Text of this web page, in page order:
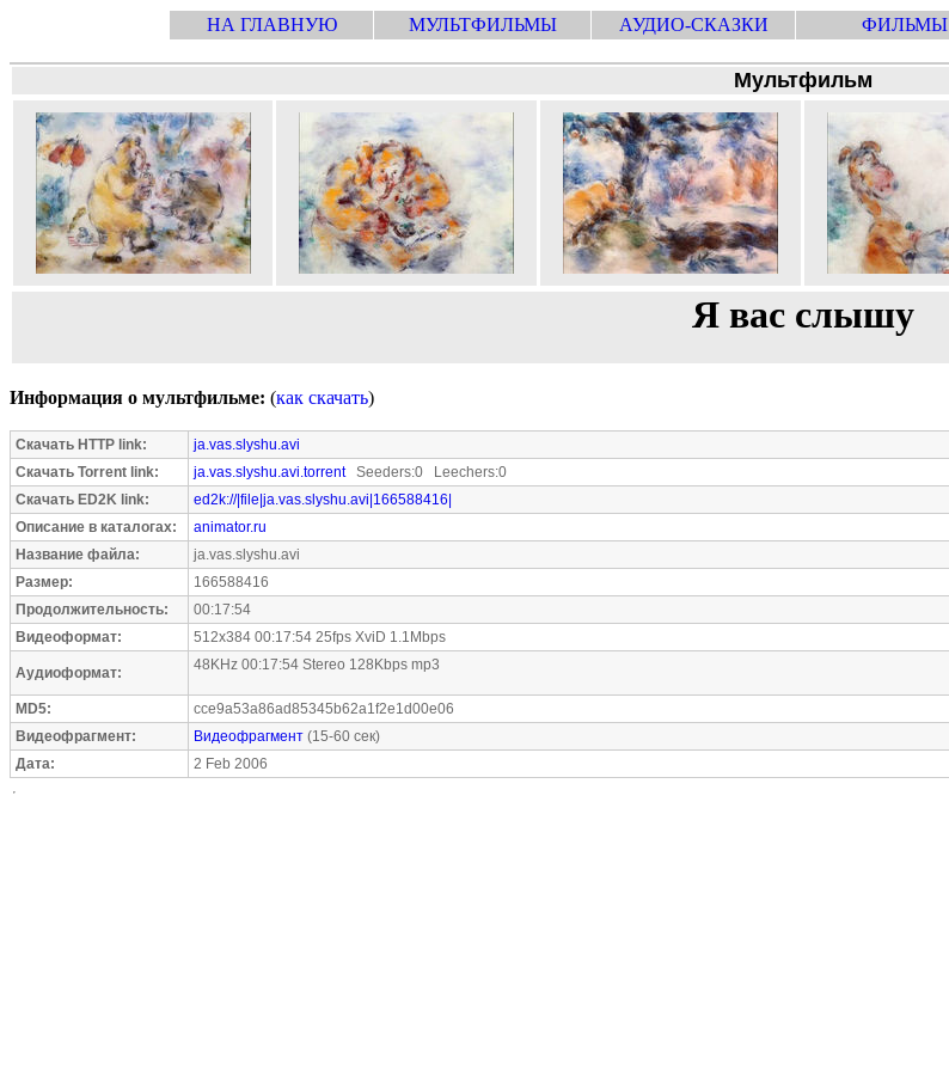
НА ГЛАВНУЮ МУЛЬТФИЛЬМЫ АУДИО-СКАЗКИ ФИЛЬМЫ
Мультфильм
Я вас слышу
Информация о мультфильме: (как скачать)
Скачать HTTP link:
ja.vas.slyshu.avi
Скачать Torrent link:
ja.vas.slyshu.avi.torrentSeeders:0 Leechers:0
Скачать ED2K link:
ed2k://|file|ja.vas.slyshu.avi|166588416|
Описание в каталогах:
animator.ru
Название файла:
ja.vas.slyshu.avi
Размер:
166588416
Продолжительность:
00:17:54
Видеоформат:
512x384 00:17:54 25fps XviD 1.1Mbps
Аудиоформат: 48KHz 00:17:54 Stereo 128Kbps mp3
MD5:
cce9a53a86ad85345b62a1f2e1d00e06
Видеофрагмент:
Видеофрагмент (15-60 сек)
Дата:
2 Feb 2006